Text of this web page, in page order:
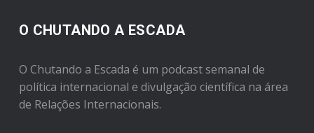
O CHUTANDO A ESCADA
O Chutando a Escada é um podcast semanal de
política internacional e divulgação científica na área
de Relações Internacionais.